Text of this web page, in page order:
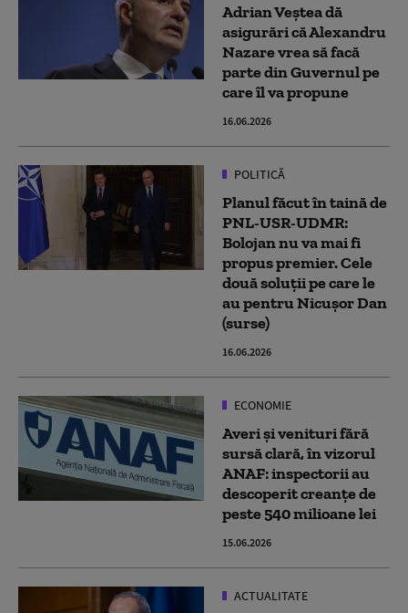
Adrian Veştea dă
asigurări că Alexandru
Nazare vrea să facă
parte din Guvernul pe
care îl va propune
16.06.2026
POLITICĂ
Planul făcut în taină de
PNL-USR-UDMR:
Bolojan nu va mai fi
propus premier. Cele
două soluții pe care le
au pentru Nicușor Dan
(surse)
16.06.2026
ECONOMIE
Averi și venituri fără
sursă clară, în vizorul
ANAF: inspectorii au
descoperit creanțe de
peste 540 milioane lei
15.06.2026
ACTUALITATE